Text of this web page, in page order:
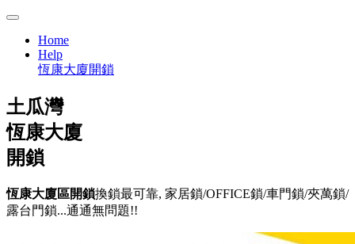
Home
Help
恆康大廈開鎖
土瓜灣
恆康大廈
開鎖
恆康大廈區開鎖換鎖最可靠, 家居鎖/OFFICE鎖/車門鎖/夾萬鎖/
露台門鎖...通通無問題!!